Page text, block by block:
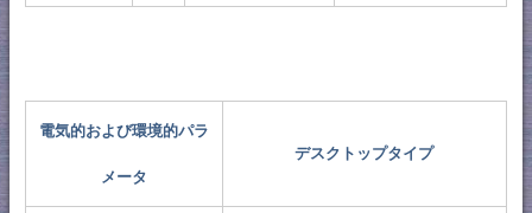
電気的および環境的パラ
メータ
デスクトップタイプ